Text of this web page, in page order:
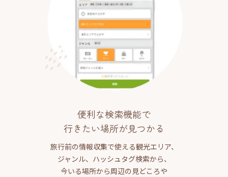
便利な検索機能で
行きたい場所が見つかる
旅行前の情報収集で使える観光エリア、
ジャンル、ハッシュタグ検索から、
今いる場所から周辺の見どころや